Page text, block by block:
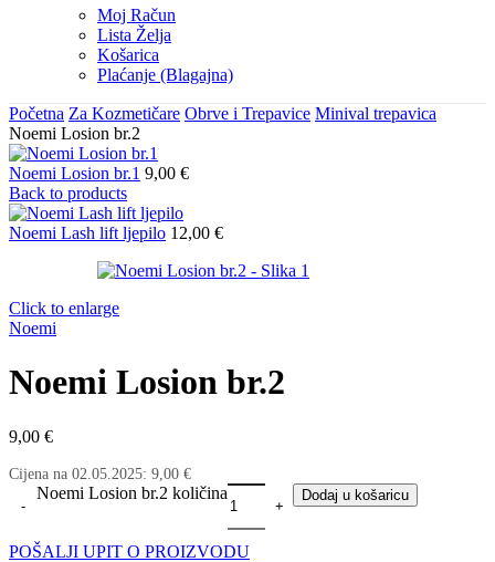
Moj Račun
Lista Želja
Košarica
Plaćanje (Blagajna)
Početna Za Kozmetičare Obrve i Trepavice Minival trepavica
Noemi Losion br.2
Noemi Losion br.1 9,00 €
Back to products
Noemi Lash lift ljepilo 12,00 €
Click to enlarge
Noemi
Noemi Losion br.2
9,00 €
Cijena na 02.05.2025: 9,00 €
Noemi Losion br.2 količina Dodaj u košaricu
POŠALJI UPIT O PROIZVODU